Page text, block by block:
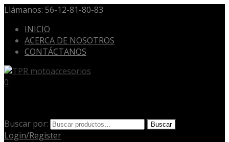
Llámanos: 56-12-81-80-83
INICIO
ACERCA DE NOSOTROS
CONTÁCTANOS
0
Buscar por: Buscar
Login/Register